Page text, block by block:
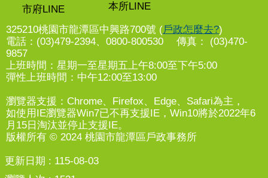
市府LINE 本所LINE
325210桃園市龍潭區中興路700號 (戶政怎麼去?)
電話：(03)479-2394、0800-800530 傳真： (03)470-
9857
上班時間：星期一至星期五上午8:00至下午5:00
彈性上班時間：中午12:00至13:00
瀏覽器支援：Chrome、Firefox、Edge、Safari為主，
如使用IE瀏覽器Win7已不再支援IE，Win10將於2022年6
月15日淘汰並停止支援IE。
版權所有 © 2024 桃園市龍潭區戶政事務所
更新日期
115-08-03